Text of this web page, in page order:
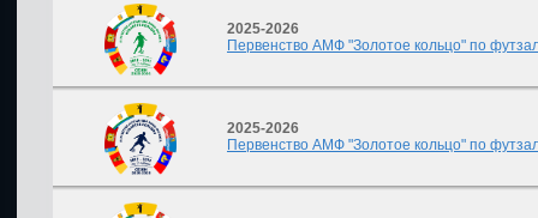
2025-2026
Первенство АМФ "Золотое кольцо" по
2025-2026
Первенство АМФ "Золотое кольцо" по